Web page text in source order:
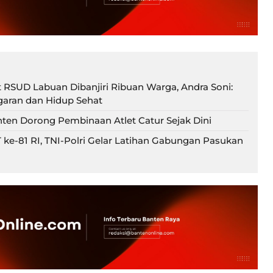
RSUD Labuan Dibanjiri Ribuan Warga, Andra Soni:
dan Hidup Sehat
Dorong Pembinaan Atlet Catur Sejak Dini
ke-81 RI, TNI-Polri Gelar Latihan Gabungan Pasukan